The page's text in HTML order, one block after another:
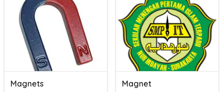
Magnets Magnet